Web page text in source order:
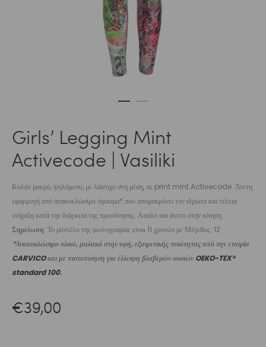
Girls’ Legging Mint
Activecode | Vasiliki
Κολάν μακρύ, ψηλόμεσο, με λάστιχο στη μέση, σε print mint Activecode. Άνετη
εφαρμογή από ανακυκλώσιμο ύφασμα* που απομακρύνει τον ιδρώτα και τέλεια
στήριξη κατά την διάρκεια της προπόνησης. Απαλό και άνετο στην κίνηση.
Σημείωση: Το μοντέλο της φωτογραφίας είναι 11 χρονών με Μέγεθος: 12
*Ανακυκλώσιμο υλικό, μαλακό στην υφή, εξαιρετικής ποιότητας από την εταιρία
CARVICOκαι με πιστοποίηση για έλλειψη βλαβερών ουσιών OEKO-TEX®
standard 100.
€39,00